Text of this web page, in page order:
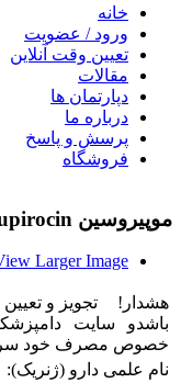
خانه
ورود / عضویت
تعیین وقت آنلاین
مقالات
دپارتمان ها
درباره ما
پرسش و پاسخ
فروشگاه
موپيروسين Mupirocin
Larger Image
هشدار! تجويز و
باشدو سایت
خصوص مصرف خود
نام علمی دارو (ژنریک):